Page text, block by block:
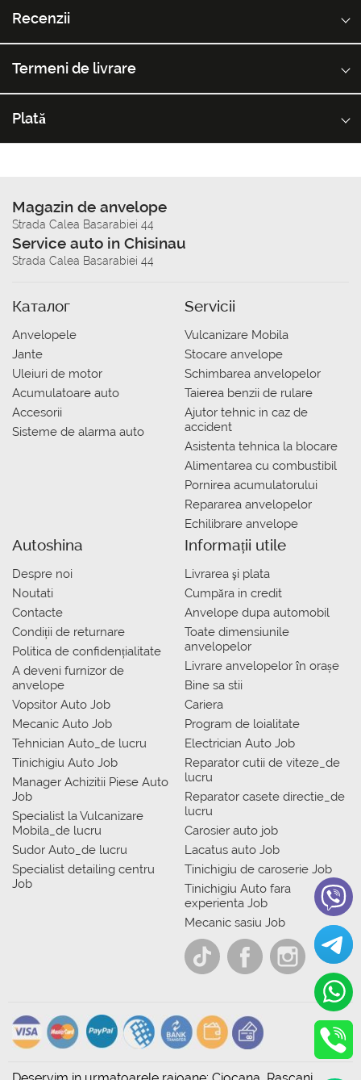
Recenzii
Termeni de livrare
Plată
Magazin de anvelope
Strada Calea Basarabiei 44
Service auto in Chisinau
Strada Calea Basarabiei 44
Каталог
Anvelopele
Jante
Uleiuri de motor
Acumulatoare auto
Accesorii
Sisteme de alarma auto
Servicii
Vulcanizare Mobila
Stocare anvelope
Schimbarea anvelopelor
Taierea benzii de rulare
Ajutor tehnic in caz de
accident
Asistenta tehnica la blocare
Alimentarea cu combustibil
Pornirea acumulatorului
Repararea anvelopelor
Echilibrare anvelope
Autoshina
Despre noi
Noutati
Contacte
Condiții de returnare
Politica de confidențialitate
A deveni furnizor de
anvelope
Vopsitor Auto Job
Mecanic Auto Job
Tehnician Auto_de lucru
Tinichigiu Auto Job
Manager Achizitii Piese Auto
Job
Specialist la Vulcanizare
Mobila_de lucru
Sudor Auto_de lucru
Specialist detailing centru
Job
Informații utile
Livrarea şi plata
Сumpăra in credit
Anvelope dupa automobil
Toate dimensiunile
anvelopelor
Livrare anvelopelor în orașe
Bine sa stii
Cariera
Program de loialitate
Electrician Auto Job
Reparator cutii de viteze_de
lucru
Reparator casete directie_de
lucru
Carosier auto job
Lacatus auto Job
Tinichigiu de caroserie Job
Tinichigiu Auto fara
experienta Job
Mecanic sasiu Job